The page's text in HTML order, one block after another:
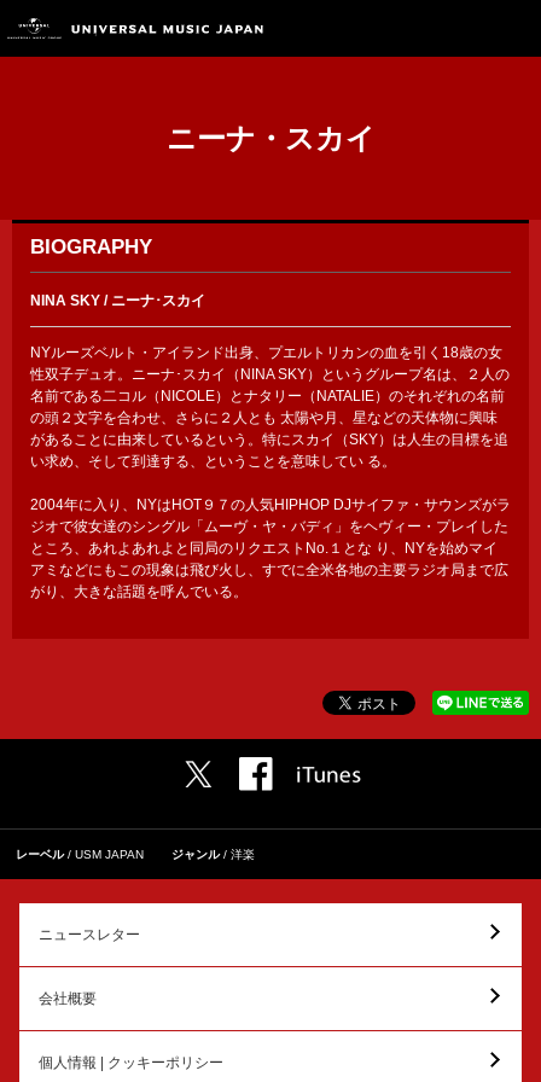
ニーナ・スカイ
BIOGRAPHY
NINA SKY / ニーナ･スカイ
NYルーズベルト・アイランド出身、プエルトリカンの血を引く18歳の女
性双子デュオ。ニーナ･スカイ（NINA SKY）というグループ名は、２人の
名前である二コル（NICOLE）とナタリー（NATALIE）のそれぞれの名前
の頭２文字を合わせ、さらに２人とも 太陽や月、星などの天体物に興味
があることに由来しているという。特にスカイ（SKY）は人生の目標を追
い求め、そして到達する、ということを意味してい る。
2004年に入り、NYはHOT９７の人気HIPHOP DJサイファ・サウンズがラ
ジオで彼女達のシングル「ムーヴ・ヤ・バディ」をヘヴィー・プレイした
ところ、あれよあれよと同局のリクエストNo.１とな り、NYを始めマイ
アミなどにもこの現象は飛び火し、すでに全米各地の主要ラジオ局まで広
がり、大きな話題を呼んでいる。
レーベル USM JAPAN ジャンル 洋楽
ニュースレター
会社概要
個人情報 | クッキーポリシー